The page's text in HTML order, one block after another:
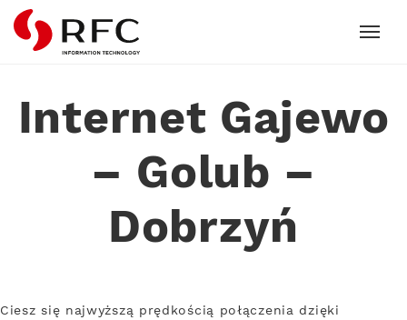
RFC
Internet Gajewo
– Golub –
Dobrzyń
Ciesz się najwyższą prędkością połączenia dzięki